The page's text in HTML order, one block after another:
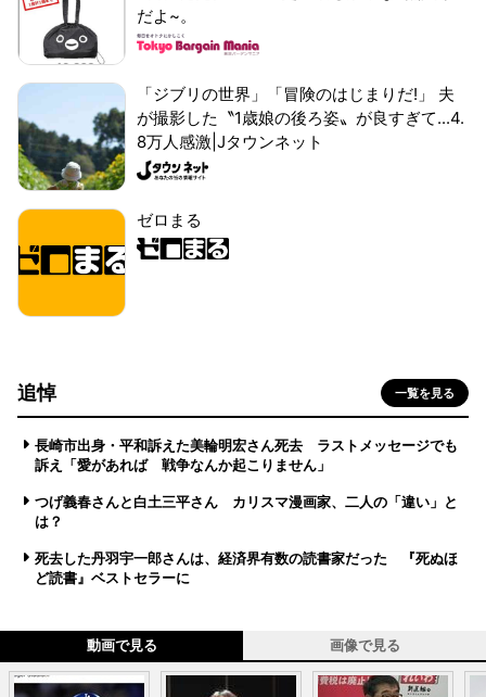
だよ~。
「ジブリの世界」「冒険のはじまりだ!」 夫
が撮影した〝1歳娘の後ろ姿〟が良すぎて...4.
8万人感激|Jタウンネット
ゼロまる
追悼 一覧を見る
長崎市出身・平和訴えた美輪明宏さん死去 ラストメッセージでも
訴え「愛があれば 戦争なんか起こりません」
つげ義春さんと白土三平さん カリスマ漫画家、二人の「違い」と
は？
死去した丹羽宇一郎さんは、経済界有数の読書家だった 『死ぬほ
ど読書』ベストセラーに
動画で見る 画像で見る